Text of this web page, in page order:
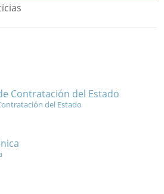
Contratación del Estado
del Estado